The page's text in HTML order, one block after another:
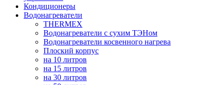
Кондиционеры
Водонагреватели
THERMEX
Водонагреватели с сухим ТЭНом
Водонагреватели косвенного нагрева
Плоский корпус
на 10 литров
на 15 литров
на 30 литров